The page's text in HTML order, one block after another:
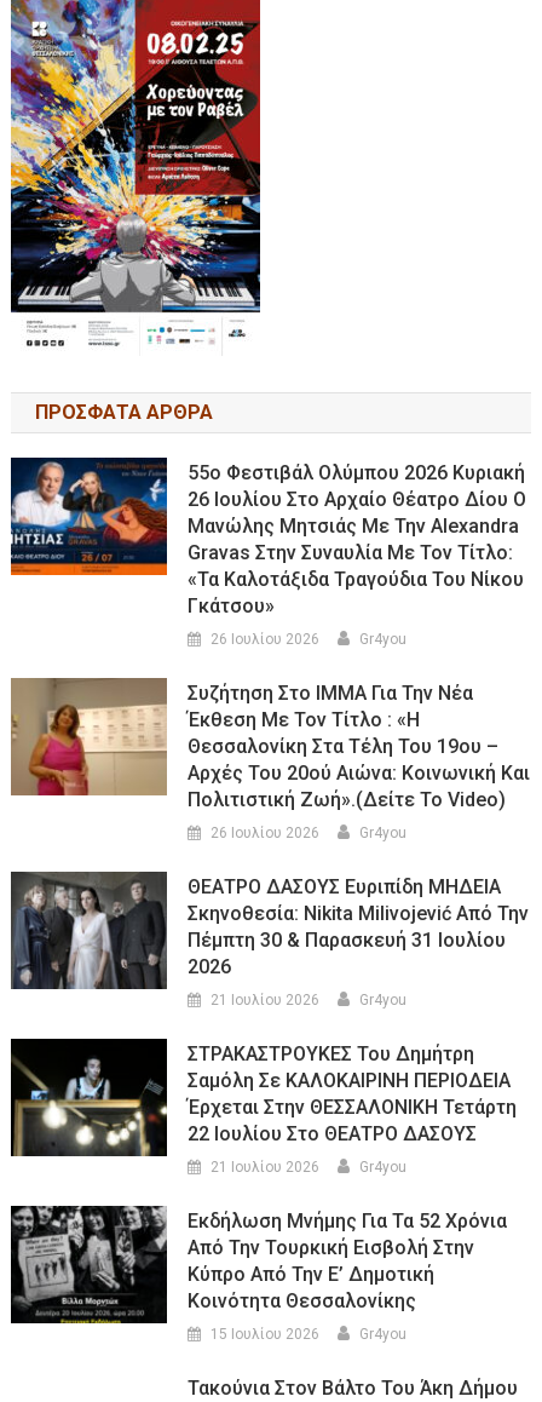
ΠΡΟΣΦΑΤΑ ΑΡΘΡΑ
55ο Φεστιβάλ Ολύμπου 2026 Κυριακή
26 Ιουλίου Στο Αρχαίο Θέατρο Δίου Ο
Μανώλης Μητσιάς Με Την Alexandra
Gravas Στην Συναυλία Με Τον Τίτλο:
«τα Καλοτάξιδα Τραγούδια Του Νίκου
Γκάτσου»
26 Ιουλίου 2026 Gr4you
Συζήτηση Στο ΙΜΜΑ Για Την Νέα
Έκθεση Με Τον Τίτλο : «Η
Θεσσαλονίκη Στα Τέλη Του 19ου –
Αρχές Του 20ού Αιώνα: Κοινωνική Και
Πολιτιστική Ζωή».(Δείτε Το Video)
26 Ιουλίου 2026 Gr4you
ΘΕΑΤΡΟ ΔΑΣΟΥΣ Ευριπίδη ΜΗΔΕΙΑ
Σκηνοθεσία: Nikita Milivojević Από Την
Πέμπτη 30 & Παρασκευή 31 Ιουλίου
2026
21 Ιουλίου 2026 Gr4you
ΣΤΡΑΚΑΣΤΡΟΥΚΕΣ Του Δημήτρη
Σαμόλη Σε ΚΑΛΟΚΑΙΡΙΝΗ ΠΕΡΙΟΔΕΙΑ
Έρχεται Στην ΘΕΣΣΑΛΟΝΙΚΗ Τετάρτη
22 Ιουλίου Στο ΘΕΑΤΡΟ ΔΑΣΟΥΣ
21 Ιουλίου 2026 Gr4you
Εκδήλωση Μνήμης Για Τα 52 Χρόνια
Από Την Τουρκική Εισβολή Στην
Κύπρο Από Την Ε’ Δημοτική
Κοινότητα Θεσσαλονίκης
15 Ιουλίου 2026 Gr4you
Τακούνια Στον Βάλτο Του Άκη Δήμου